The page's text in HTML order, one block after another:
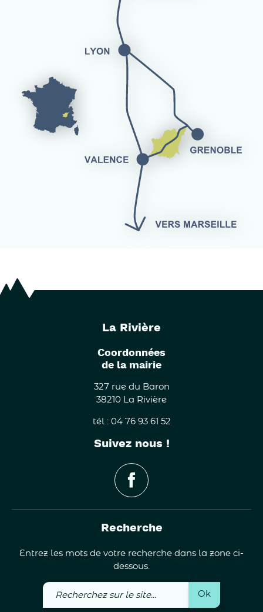
La Rivière
Coordonnées
de la mairie
327 rue du Baron
38210 La Rivière
tél : 04 76 93 61 52
Suivez nous !
Recherche
Entrez les mots de votre recherche dans la zone ci-
dessous.
Recherchez
sur
Ok